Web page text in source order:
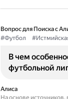
Вопрос для Поиска с
#Футбол
В чем
футбольной
Алиса
На основе